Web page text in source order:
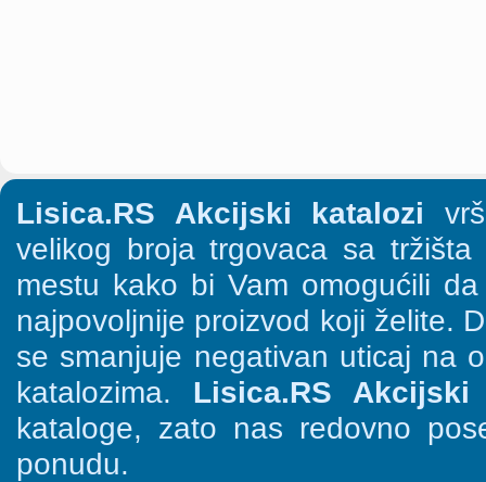
Lisica.RS Akcijski katalozi
velikog broja trgovaca sa
mestu kako bi Vam omogućili
najpovoljnije proizvod koji želite.
se smanjuje negativan uticaj na
katalozima. Lisica.RS Akcijski
kataloge, zato nas redovno
ponudu.